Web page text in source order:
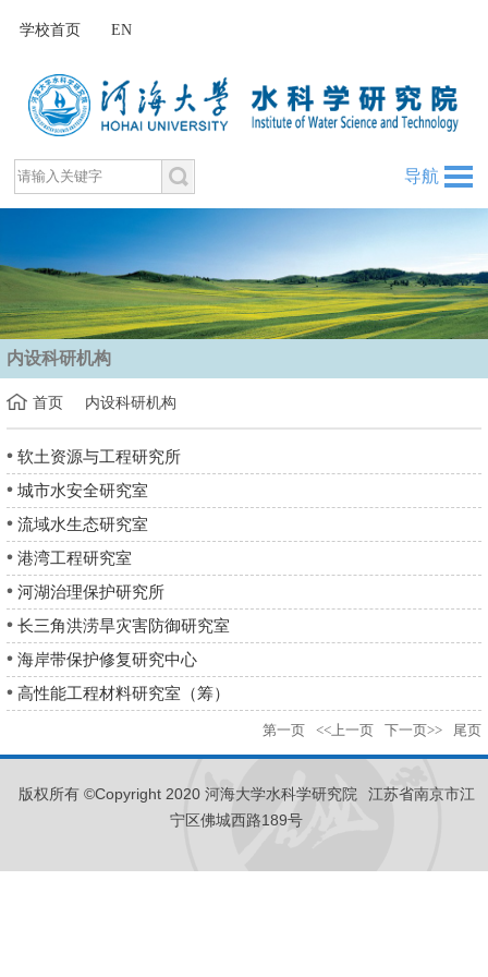
学校首页 EN
导航
内设科研机构
首页 内设科研机构
软土资源与工程研究所
城市水安全研究室
流域水生态研究室
港湾工程研究室
河湖治理保护研究所
长三角洪涝旱灾害防御研究室
海岸带保护修复研究中心
高性能工程材料研究室（筹）
2023-03-02
第一页 <<上一页 下一页>> 尾页
版权所有 ©Copyright 2020 河海大学水科学研究院
江苏省南京市江
宁区佛城西路189号